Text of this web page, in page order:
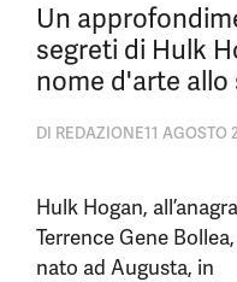
Un
segreti di Hulk
nome d'arte allo
DI REDAZIONE11 AGOSTO
Hulk Hogan,
Terrence Gene
nato ad Augusta, in